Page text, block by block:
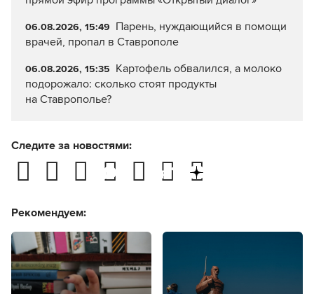
06.08.2026, 15:49 Парень, нуждающийся в помощи
врачей, пропал в Ставрополе
06.08.2026, 15:35 Картофель обвалился, а молоко
подорожало: сколько стоят продукты
на Ставрополье?
Следите за новостями:
Рекомендуем: